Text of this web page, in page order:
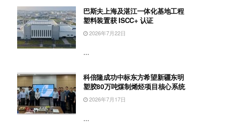
巴斯夫上海及湛江一体化基地工程
塑料装置获 ISCC+ 认证
2026年7月22日
...
科倍隆成功中标东方希望新疆东明
塑胶80万吨煤制烯烃项目核心系统
2026年7月17日
...